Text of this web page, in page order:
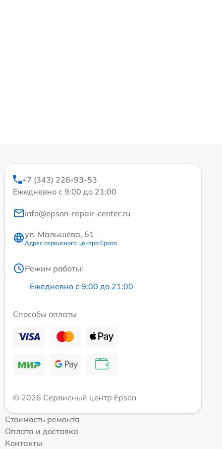
+7 (343) 226-93-53
Ежедневно с 9:00 до 21:00
info@epson-repair-center.ru
ул. Малышева, 51
Адрес сервисного центра Epson
Режим работы:
Ежедневно с 9:00 до 21:00
Способы оплаты
© 2026 Сервисный центр Epson
Стоимость ремонта
Оплата и доставка
Контакты